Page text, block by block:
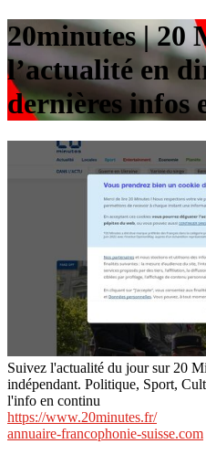
20minutes | 20
l’actualité en
dernières infos
Suivez l'actualité du jour sur 20
indépendant. Politique, Sport,
l'info en continu
https://www.20minutes.fr/
annuaire-francophonie-suisse.com